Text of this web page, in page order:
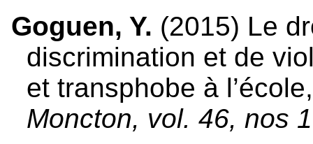
Goguen, Y. (2015) Le
discrimination et de
et transphobe à
Moncton, vol. 46, nos